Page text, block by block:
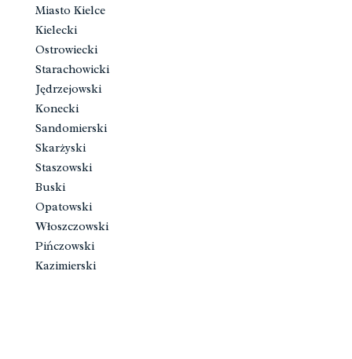
Miasto Kielce
Kielecki
Ostrowiecki
Starachowicki
Jędrzejowski
Konecki
Sandomierski
Skarżyski
Staszowski
Buski
Opatowski
Włoszczowski
Pińczowski
Kazimierski